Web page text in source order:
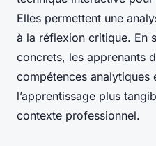
Elles permettent une
à la réflexion critique. En
concrets, les apprenants
compétences analytiques
l’apprentissage plus
contexte professionnel.